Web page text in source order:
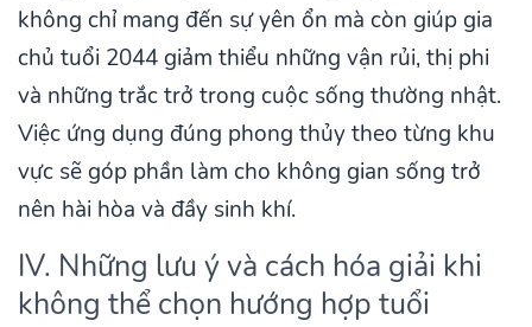
không chỉ mang đến sự yên ổn mà còn giúp gia
chủ tuổi 2044 giảm thiểu những vận rủi, thị phi
và những trắc trở trong cuộc sống thường nhật.
Việc ứng dụng đúng phong thủy theo từng khu
vực sẽ góp phần làm cho không gian sống trở
nên hài hòa và đầy sinh khí.
IV. Những lưu ý và cách hóa giải khi
không thể chọn hướng hợp tuổi